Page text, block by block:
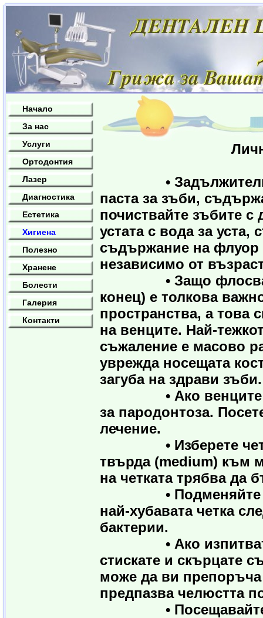
Начало
За нас
Услуги
Ортодонтия
Лазер
Диагностика
Естетика
Хигиена
Полезно
Хранене
Болести
Галерия
Контакти
Лична
• Задължително
паста за зъби,
почиствайте зъбите с
устата с вода за
съдържание на флуор
независимо от
• Защо
конец) е толкова
пространства, а това
на венците. Най-
съжаление е масово
уврежда носещата
загуба на здрави зъби.
• Ако венците
за пародонтоза.
лечение.
• Изберете четка
твърда (medium) към
на четката трябва да
• Подменяйте
най-хубавата четка
бактерии.
• Ако изпитвате
стискате и скърцате
може да ви
предпазва челюстта
• Посещавайте